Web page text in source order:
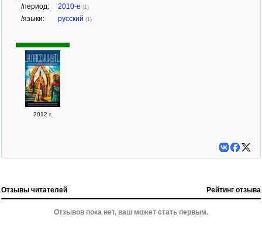
/период: 2010-е (1)
/языки: русский (1)
2012 г.
Отзывы читателей Рейтинг отзыва
Отзывов пока нет, ваш может стать первым.